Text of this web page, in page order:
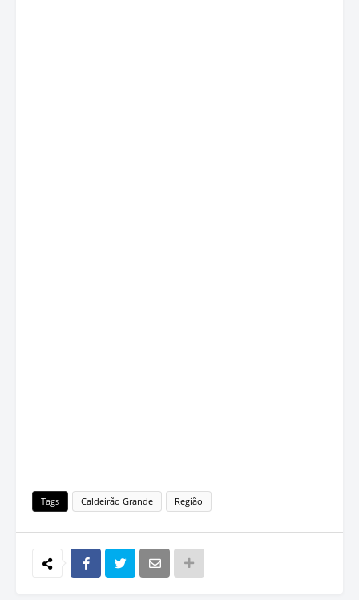
Tags Caldeirão Grande Região